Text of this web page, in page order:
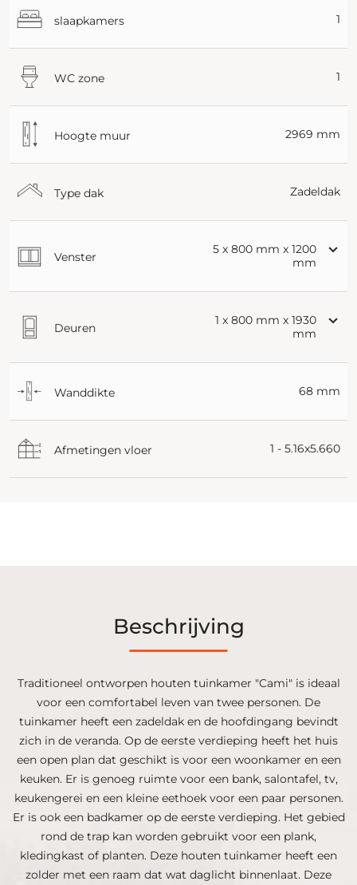
slaapkamers 1
WC zone 1
Hoogte muur 2969 mm
Type dak Zadeldak
Venster
5 x 800 mm x 1200
mm
Deuren
1 x 800 mm x 1930
mm
Wanddikte 68 mm
Afmetingen vloer 1 - 5.16x5.660
Beschrijving
Traditioneel ontworpen houten tuinkamer "Cami" is ideaal
voor een comfortabel leven van twee personen. De
tuinkamer heeft een zadeldak en de hoofdingang bevindt
zich in de veranda. Op de eerste verdieping heeft het huis
een open plan dat geschikt is voor een woonkamer en een
keuken. Er is genoeg ruimte voor een bank, salontafel, tv,
keukengerei en een kleine eethoek voor een paar personen.
Er is ook een badkamer op de eerste verdieping. Het gebied
rond de trap kan worden gebruikt voor een plank,
kledingkast of planten. Deze houten tuinkamer heeft een
zolder met een raam dat wat daglicht binnenlaat. Deze